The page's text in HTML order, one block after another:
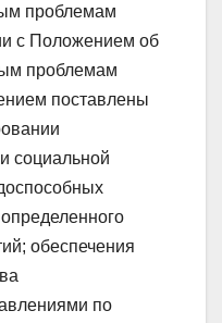
проблемам
с Положением об
проблемам
поставлены
социальной
обеспечения
по